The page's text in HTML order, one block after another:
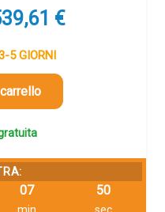
prezzo
€.
€Il
5 GIORNI
07 49